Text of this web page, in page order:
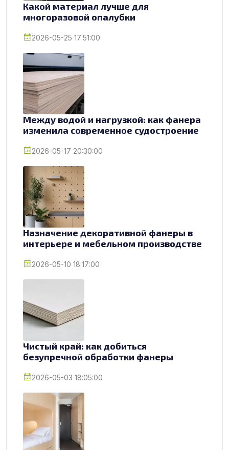
Какой материал лучше для
многоразовой опалубки
2026-05-25 17:51:00
Между водой и нагрузкой: как фанера
изменила современное судостроение
2026-05-17 20:30:00
Назначение декоративной фанеры в
интерьере и мебельном производстве
2026-05-10 18:17:00
Чистый край: как добиться
безупречной обработки фанеры
2026-05-03 18:05:00